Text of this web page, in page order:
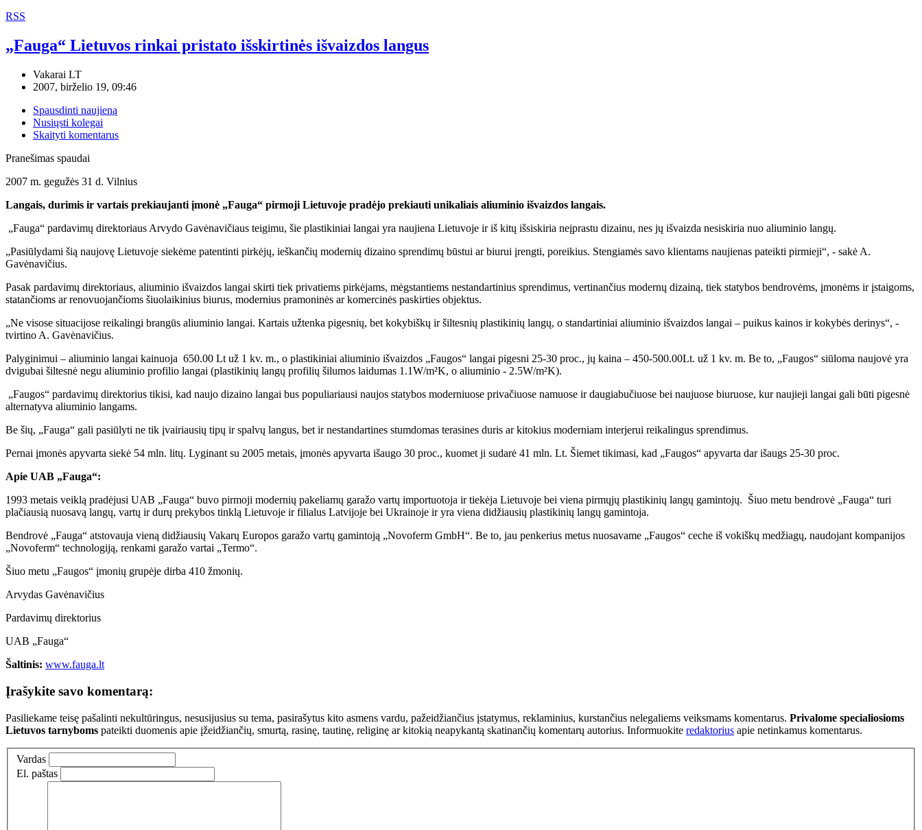
RSS
„Fauga“ Lietuvos rinkai pristato išskirtinės išvaizdos langus
Vakarai LT
2007, birželio 19, 09:46
Spausdinti naujieną
Nusiųsti kolegai
Skaityti komentarus
Pranešimas spaudai
2007 m. gegužės 31 d. Vilnius
Langais, durimis ir vartais prekiaujanti įmonė „Fauga“ pirmoji Lietuvoje pradėjo prekiauti unikaliais aliuminio išvaizdos langais.
„Fauga“ pardavimų direktoriaus Arvydo Gavėnavičiaus teigimu, šie plastikiniai langai yra naujiena Lietuvoje ir iš kitų išsiskiria neįprastu dizainu, nes jų išvaizda nesiskiria nuo aliuminio langų.
„Pasiūlydami šią naujovę Lietuvoje siekėme patentinti pirkėjų, ieškančių modernių dizaino sprendimų būstui ar biurui įrengti, poreikius. Stengiamės savo klientams naujienas pateikti pirmieji“, - sakė A.
Gavėnavičius.
Pasak pardavimų direktoriaus, aliuminio išvaizdos langai skirti tiek privatiems pirkėjams, mėgstantiems nestandartinius sprendimus, vertinančius modernų dizainą, tiek statybos bendrovėms, įmonėms ir įstaigoms,
statančioms ar renovuojančioms šiuolaikinius biurus, modernius pramoninės ar komercinės paskirties objektus.
„Ne visose situacijose reikalingi brangūs aliuminio langai. Kartais užtenka pigesnių, bet kokybiškų ir šiltesnių plastikinių langų, o standartiniai aliuminio išvaizdos langai – puikus kainos ir kokybės derinys“, -
tvirtino A. Gavėnavičius.
Palyginimui – aliuminio langai kainuoja 650.00 Lt už 1 kv. m., o plastikiniai aliuminio išvaizdos „Faugos“ langai pigesni 25-30 proc., jų kaina – 450-500.00Lt. už 1 kv. m. Be to, „Faugos“ siūloma naujovė yra
dvigubai šiltesnė negu aliuminio profilio langai (plastikinių langų profilių šilumos laidumas 1.1W/m²K, o aliuminio - 2.5W/m²K).
„Faugos“ pardavimų direktorius tikisi, kad naujo dizaino langai bus populiariausi naujos statybos moderniuose privačiuose namuose ir daugiabučiuose bei naujuose biuruose, kur naujieji langai gali būti pigesnė
alternatyva aliuminio langams.
Be šių, „Fauga“ gali pasiūlyti ne tik įvairiausių tipų ir spalvų langus, bet ir nestandartines stumdomas terasines duris ar kitokius moderniam interjerui reikalingus sprendimus.
Pernai įmonės apyvarta siekė 54 mln. litų. Lyginant su 2005 metais, įmonės apyvarta išaugo 30 proc., kuomet ji sudarė 41 mln. Lt. Šiemet tikimasi, kad „Faugos“ apyvarta dar išaugs 25-30 proc.
Apie UAB „Fauga“:
1993 metais veiklą pradėjusi UAB „Fauga“ buvo pirmoji modernių pakeliamų garažo vartų importuotoja ir tiekėja Lietuvoje bei viena pirmųjų plastikinių langų gamintojų. Šiuo metu bendrovė „Fauga“ turi
plačiausią nuosavą langų, vartų ir durų prekybos tinklą Lietuvoje ir filialus Latvijoje bei Ukrainoje ir yra viena didžiausių plastikinių langų gamintoja.
Bendrovė „Fauga“ atstovauja vieną didžiausių Vakarų Europos garažo vartų gamintoją „Novoferm GmbH“. Be to, jau penkerius metus nuosavame „Faugos“ ceche iš vokiškų medžiagų, naudojant kompanijos
„Novoferm“ technologiją, renkami garažo vartai „Termo“.
Šiuo metu „Faugos“ įmonių grupėje dirba 410 žmonių.
Arvydas Gavėnavičius
Pardavimų direktorius
UAB „Fauga“
Šaltinis: www.fauga.lt
Įrašykite savo komentarą:
Pasiliekame teisę pašalinti nekultūringus, nesusijusius su tema, pasirašytus kito asmens vardu, pažeidžiančius įstatymus, reklaminius, kurstančius nelegaliems veiksmams komentarus. Privalome specialiosioms
Lietuvos tarnyboms pateikti duomenis apie įžeidžiančių, smurtą, rasinę, tautinę, religinę ar kitokią neapykantą skatinančių komentarų autorius. Informuokite redaktorius apie netinkamus komentarus.
Vardas
El. paštas